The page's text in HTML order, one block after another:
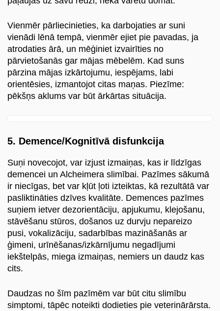
Vienmēr pārliecinieties, ka darbojaties ar suni
vienādi lēnā tempā, vienmēr ejiet pie pavadas, ja
atrodaties ārā, un mēģiniet izvairīties no
pārvietošanās gar mājas mēbelēm. Kad suns
pārzina mājas izkārtojumu, iespējams, labi
orientēsies, izmantojot citas maņas. Piezīme:
pēkšņs aklums var būt ārkārtas situācija.
5. Demence/Kognitīvā disfunkcija
Suņi novecojot, var izjust izmaiņas, kas ir līdzīgas
demencei un Alcheimera slimībai. Pazīmes sākumā
ir niecīgas, bet var kļūt ļoti izteiktas, kā rezultātā var
pasliktināties dzīves kvalitāte. Demences pazīmes
suņiem ietver dezorientāciju, apjukumu, klejošanu,
stāvēšanu stūros, došanos uz durvju nepareizo
pusi, vokalizāciju, sadarbības mazināšanās ar
ģimeni, urīnēšanas/izkārnījumu negadījumi
iekštelpās, miega izmaiņas, nemiers un daudz kas
cits.
Daudzas no šīm pazīmēm var būt citu slimību
simptomi, tāpēc noteikti dodieties pie veterinārārsta.